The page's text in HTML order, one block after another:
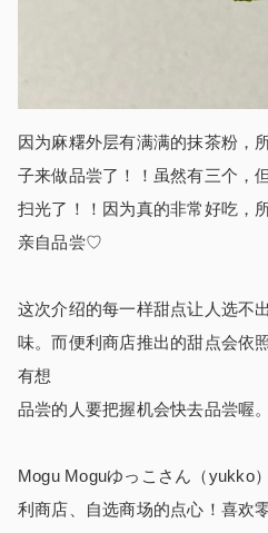
因为麻糬外层有满满的抹茶粉，
子来做品尝了！！虽然有三个，
扫光了！！因为真的非常好吃，
亲自品尝♡
这次介绍的每一样甜点让人选不
味。而便利商店推出的甜点会依
有想
品尝的人要把握机会快去品尝喔。
Mogu Moguゆっこさん（yukko
利商店、自选商场的点心！喜欢